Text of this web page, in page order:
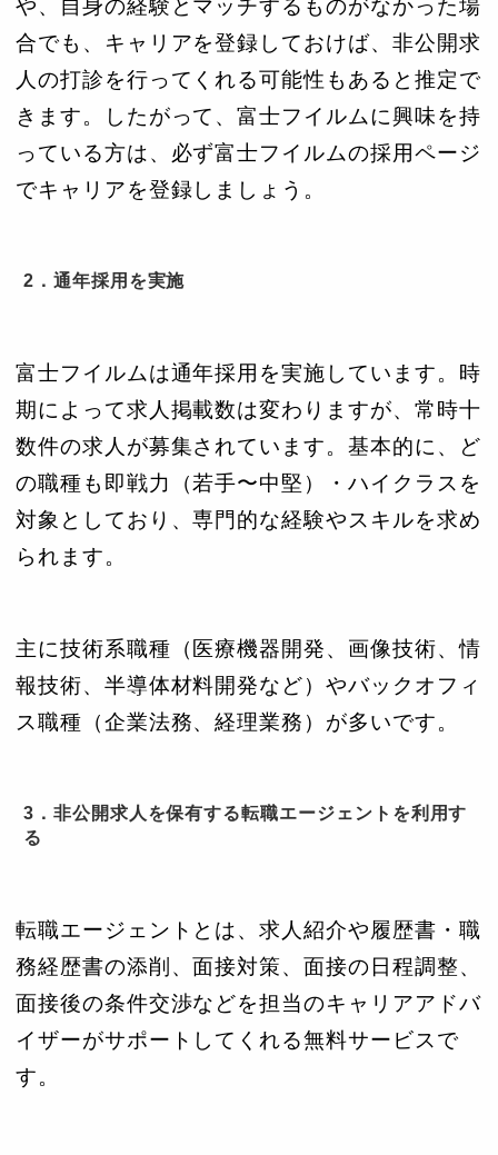
や、自身の経験とマッチするものがなかった場
合でも、キャリアを登録しておけば、非公開求
人の打診を行ってくれる可能性もあると推定で
きます。したがって、富士フイルムに興味を持
っている方は、必ず富士フイルムの採用ページ
でキャリアを登録しましょう。
2．通年採用を実施
富士フイルムは通年採用を実施しています。時
期によって求人掲載数は変わりますが、常時十
数件の求人が募集されています。基本的に、ど
の職種も即戦力（若手〜中堅）・ハイクラスを
対象としており、専門的な経験やスキルを求め
られます。
主に技術系職種（医療機器開発、画像技術、情
報技術、半導体材料開発など）やバックオフィ
ス職種（企業法務、経理業務）が多いです。
3．非公開求人を保有する転職エージェントを利用す
る
転職エージェントとは、求人紹介や履歴書・職
務経歴書の添削、面接対策、面接の日程調整、
面接後の条件交渉などを担当のキャリアアドバ
イザーがサポートしてくれる無料サービスで
す。